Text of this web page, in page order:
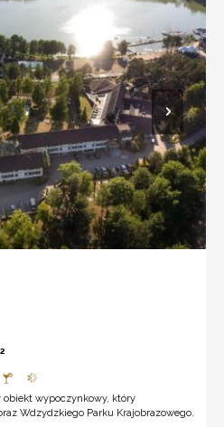
wypoczynkowy, który
Wdzydzkiego Parku Krajobrazowego.